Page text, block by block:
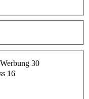
30
16